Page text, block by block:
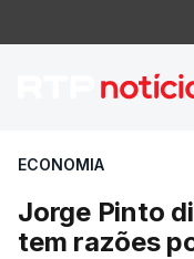
Jorge
ECONOMIA
Jorge Pinto
tem razões